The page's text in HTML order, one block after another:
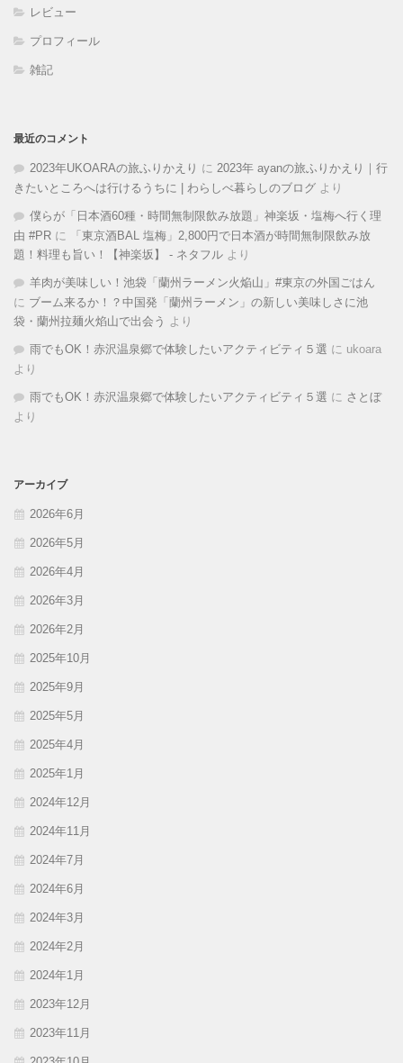
レビュー
プロフィール
雑記
最近のコメント
2023年UKOARAの旅ふりかえり に 2023年 ayanの旅ふりかえり｜行
きたいところへは行けるうちに | わらしべ暮らしのブログ より
僕らが「日本酒60種・時間無制限飲み放題」神楽坂・塩梅へ行く理
由 #PR に
「東京酒BAL 塩梅」2,800円で日本酒が時間無制限飲み放
題！料理も旨い！【神楽坂】 - ネタフル より
羊肉が美味しい！池袋「蘭州ラーメン火焔山」#東京の外国ごはん
に ブーム来るか！？中国発「蘭州ラーメン」の新しい美味しさに池
袋・蘭州拉麺火焰山で出会う より
雨でもOK！赤沢温泉郷で体験したいアクティビティ５選 に ukoara
より
雨でもOK！赤沢温泉郷で体験したいアクティビティ５選 に さとぼ
より
アーカイブ
2026年6月
2026年5月
2026年4月
2026年3月
2026年2月
2025年10月
2025年9月
2025年5月
2025年4月
2025年1月
2024年12月
2024年11月
2024年7月
2024年6月
2024年3月
2024年2月
2024年1月
2023年12月
2023年11月